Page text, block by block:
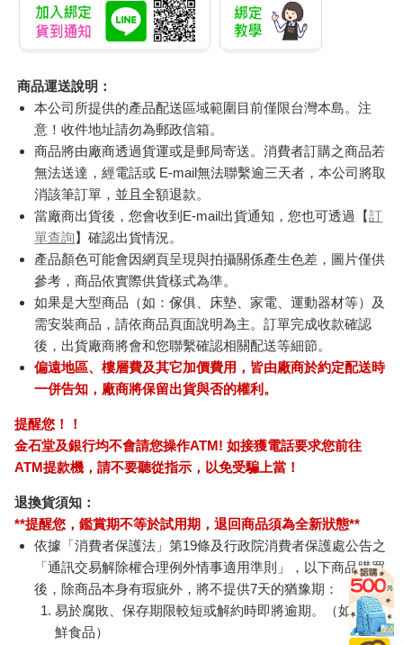
商品運送說明：
本公司所提供的產品配送區域範圍目前僅限台灣本島。注
意！收件地址請勿為郵政信箱。
商品將由廠商透過貨運或是郵局寄送。消費者訂購之商品若
無法送達，經電話或 E-mail無法聯繫逾三天者，本公司將取
消該筆訂單，並且全額退款。
當廠商出貨後，您會收到E-mail出貨通知，您也可透過【訂
單查詢】確認出貨情況。
產品顏色可能會因網頁呈現與拍攝關係產生色差，圖片僅供
參考，商品依實際供貨樣式為準。
如果是大型商品（如：傢俱、床墊、家電、運動器材等）及
需安裝商品，請依商品頁面說明為主。訂單完成收款確認
後，出貨廠商將會和您聯繫確認相關配送等細節。
偏遠地區、樓層費及其它加價費用，皆由廠商於約定配送時
一併告知，廠商將保留出貨與否的權利。
提醒您！！
金石堂及銀行均不會請您操作ATM! 如接獲電話要求您前往
ATM提款機，請不要聽從指示，以免受騙上當！
退換貨須知：
**提醒您，鑑賞期不等於試用期，退回商品須為全新狀態**
依據「消費者保護法」第19條及行政院消費者保護處公告之
「通訊交易解除權合理例外情事適用準則」，以下商品購買
後，除商品本身有瑕疵外，將不提供7天的猶豫期：
易於腐敗、保存期限較短或解約時即將逾期。（如：生
鮮食品）